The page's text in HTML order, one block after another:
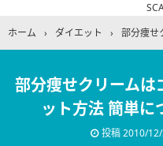
ホーム
› ダイエット › 部分痩せ
部分痩せクリームは
ット方法 簡単に
投稿2010/